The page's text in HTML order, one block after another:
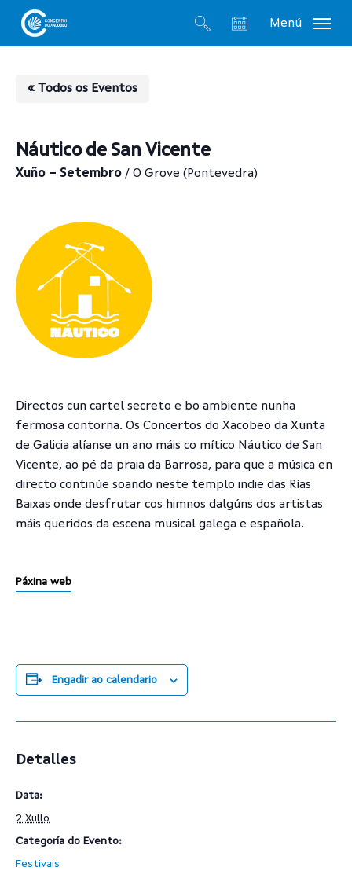
Menú
« Todos os Eventos
Náutico de San Vicente
Xuño – Setembro / O Grove (Pontevedra)
Directos cun cartel secreto e bo ambiente nunha
fermosa contorna. Os Concertos do Xacobeo da Xunta
de Galicia alíanse un ano máis co mítico Náutico de San
Vicente, ao pé da praia da Barrosa, para que a música en
directo continúe soando neste templo indie das Rías
Baixas onde desfrutar cos himnos dalgúns dos artistas
máis queridos da escena musical galega e española.
Páxina web
Engadir ao calendario
Detalles
Data:
2 Xullo
Categoría do Evento:
Festivais